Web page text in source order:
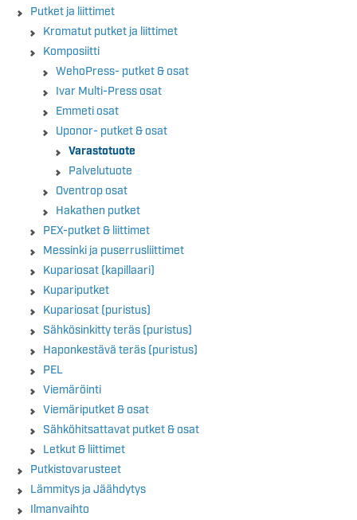
Putket ja liittimet
Kromatut putket ja liittimet
Komposiitti
WehoPress- putket & osat
Ivar Multi-Press osat
Emmeti osat
Uponor- putket & osat
Varastotuote
Palvelutuote
Oventrop osat
Hakathen putket
PEX-putket & liittimet
Messinki ja puserrusliittimet
Kupariosat (kapillaari)
Kupariputket
Kupariosat (puristus)
Sähkösinkitty teräs (puristus)
Haponkestävä teräs (puristus)
PEL
Viemäröinti
Viemäriputket & osat
Sähköhitsattavat putket & osat
Letkut & liittimet
Putkistovarusteet
Lämmitys ja Jäähdytys
Ilmanvaihto